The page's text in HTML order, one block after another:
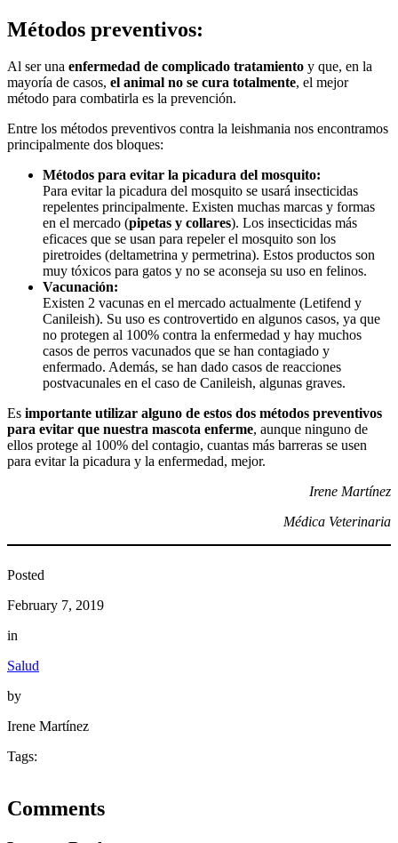
Métodos preventivos:
Al ser una enfermedad de complicado tratamiento y que, en la
mayoría de casos, el animal no se cura totalmente, el mejor
método para combatirla es la prevención.
Entre los métodos preventivos contra la leishmania nos encontramos
principalmente dos bloques:
Métodos para evitar la picadura del mosquito:
Para evitar la picadura del mosquito se usará insecticidas
repelentes principalmente. Existen muchas marcas y formas
en el mercado (pipetas y collares). Los insecticidas más
eficaces que se usan para repeler el mosquito son los
piretroides (deltametrina y permetrina). Estos productos son
muy tóxicos para gatos y no se aconseja su uso en felinos.
Vacunación:
Existen 2 vacunas en el mercado actualmente (Letifend y
Canileish). Su uso es controvertido en algunos casos, ya que
no protegen al 100% contra la enfermedad y hay muchos
casos de perros vacunados que se han contagiado y
enfermado. Además, se han dado casos de reacciones
postvacunales en el caso de Canileish, algunas graves.
Es importante utilizar alguno de estos dos métodos preventivos
para evitar que nuestra mascota enferme, aunque ninguno de
ellos protege al 100% del contagio, cuantas más barreras se usen
para evitar la picadura y la enfermedad, mejor.
Irene Martínez
Médica Veterinaria
Posted
February 7, 2019
in
Salud
by
Irene Martínez
Tags:
Comments